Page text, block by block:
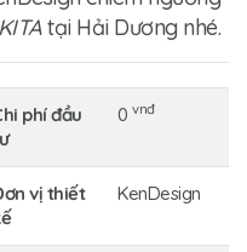
tại Hải Dương nhé.
phí đầu
0 vnđ
vị thiết
KenDesign